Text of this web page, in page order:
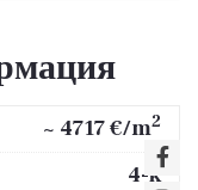
~ 4717 €/m2
4-к